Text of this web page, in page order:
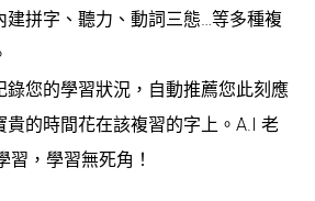
建拼字、聽力、動詞三態…等多種複
錄您的學習狀況，自動推薦您此刻應
貴的時間花在該複習的字上。A.I 老
習，學習無死角！